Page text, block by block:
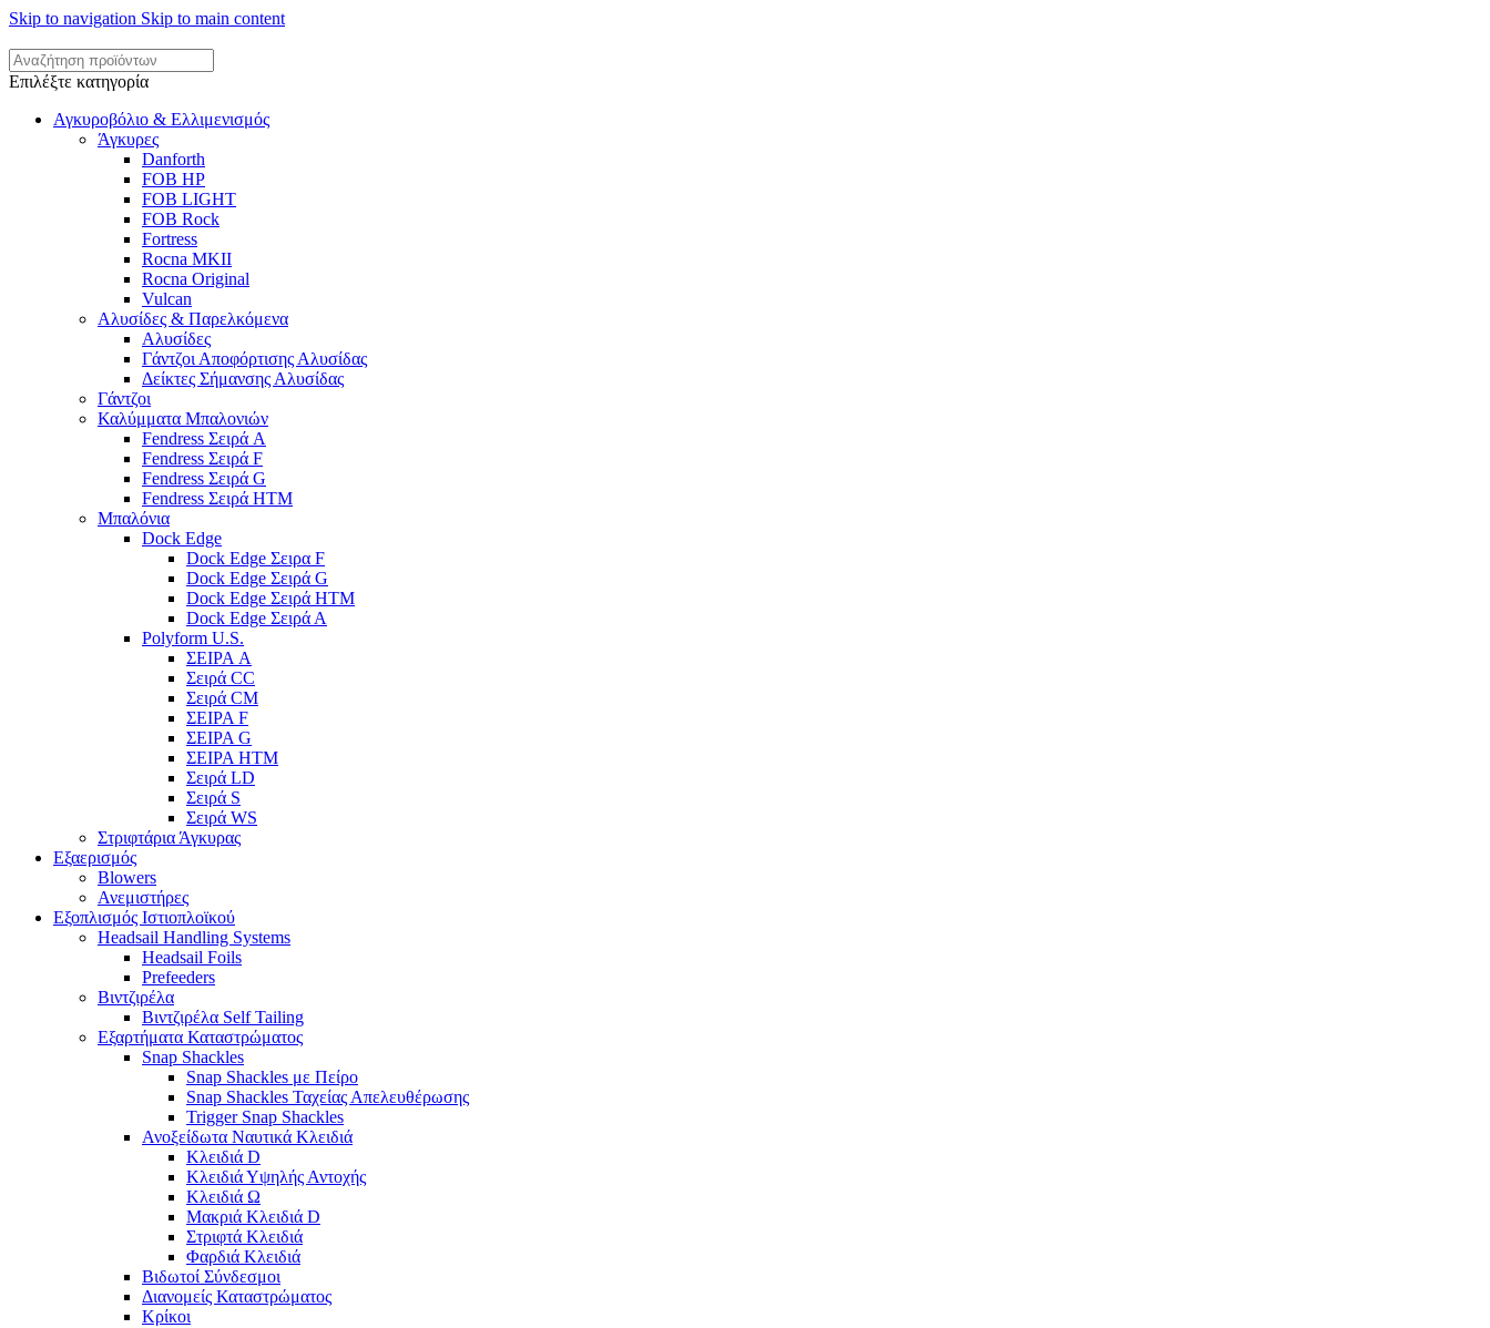
Skip to navigation Skip to main content
Επιλέξτε κατηγορία
Αγκυροβόλιο & Ελλιμενισμός
Άγκυρες
Danforth
FOB HP
FOB LIGHT
FOB Rock
Fortress
Rocna MKII
Rocna Original
Vulcan
Αλυσίδες & Παρελκόμενα
Αλυσίδες
Γάντζοι Αποφόρτισης Αλυσίδας
Δείκτες Σήμανσης Αλυσίδας
Γάντζοι
Καλύμματα Μπαλονιών
Fendress Σειρά A
Fendress Σειρά F
Fendress Σειρά G
Fendress Σειρά HTM
Μπαλόνια
Dock Edge
Dock Edge Σειρα F
Dock Edge Σειρά G
Dock Edge Σειρά HTM
Dock Edge Σειρά Α
Polyform U.S.
ΣΕΙΡΑ A
Σειρά CC
Σειρά CM
ΣΕΙΡΑ F
ΣΕΙΡΑ G
ΣΕΙΡΑ HTM
Σειρά LD
Σειρά S
Σειρά WS
Στριφτάρια Άγκυρας
Εξαερισμός
Blowers
Ανεμιστήρες
Εξοπλισμός Ιστιοπλοϊκού
Headsail Handling Systems
Headsail Foils
Prefeeders
Βιντζιρέλα
Βιντζιρέλα Self Tailing
Εξαρτήματα Καταστρώματος
Snap Shackles
Snap Shackles με Πείρο
Snap Shackles Ταχείας Απελευθέρωσης
Trigger Snap Shackles
Ανοξείδωτα Ναυτικά Κλειδιά
Κλειδιά D
Κλειδιά Υψηλής Αντοχής
Κλειδιά Ω
Μακριά Κλειδιά D
Στριφτά Κλειδιά
Φαρδιά Κλειδιά
Βιδωτοί Σύνδεσμοι
Διανομείς Καταστρώματος
Κρίκοι